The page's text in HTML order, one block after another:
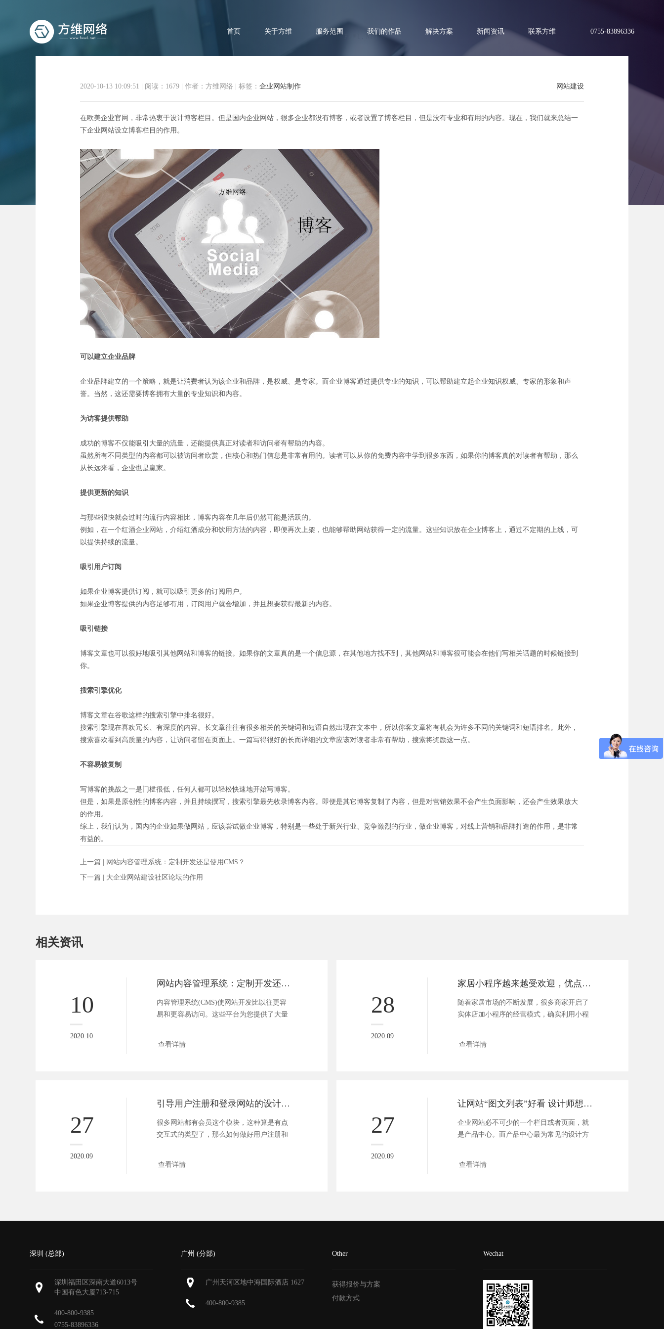
首页 关于方维 服务范围 我们的作品 解决方案 新闻资讯 联系方维 0755-83896336
网站建设
2020-10-13 10:09:51 阅读：1679 作者：方维网络 标签： 企业网站制作
在欧美企业官网，非常热衷于设计博客栏目。但是国内企业网站，很多企业都没有博客，或者设置了博客栏目，但是没有专业和有用的内容。现在，我们就来总结一
下企业网站设立博客栏目的作用。
可以建立企业品牌
企业品牌建立的一个策略，就是让消费者认为该企业和品牌，是权威、是专家。而企业博客通过提供专业的知识，可以帮助建立起企业知识权威、专家的形象和声
誉。当然，这还需要博客拥有大量的专业知识和内容。
为访客提供帮助
成功的博客不仅能吸引大量的流量，还能提供真正对读者和访问者有帮助的内容。
虽然所有不同类型的内容都可以被访问者欣赏，但核心和热门信息是非常有用的。读者可以从你的免费内容中学到很多东西，如果你的博客真的对读者有帮助，那么
从长远来看，企业也是赢家。
提供更新的知识
与那些很快就会过时的流行内容相比，博客内容在几年后仍然可能是活跃的。
例如，在一个红酒企业网站，介绍红酒成分和饮用方法的内容，即便再次上架，也能够帮助网站获得一定的流量。这些知识放在企业博客上，通过不定期的上线，可
以提供持续的流量。
吸引用户订阅
如果企业博客提供订阅，就可以吸引更多的订阅用户。
如果企业博客提供的内容足够有用，订阅用户就会增加，并且想要获得最新的内容。
吸引链接
博客文章也可以很好地吸引其他网站和博客的链接。如果你的文章真的是一个信息源，在其他地方找不到，其他网站和博客很可能会在他们写相关话题的时候链接到
你。
搜索引擎优化
博客文章在谷歌这样的搜索引擎中排名很好。
搜索引擎现在喜欢冗长、有深度的内容。长文章往往有很多相关的关键词和短语自然出现在文本中，所以你客文章将有机会为许多不同的关键词和短语排名。此外，
搜索喜欢看到高质量的内容，让访问者留在页面上。一篇写得很好的长而详细的文章应该对读者非常有帮助，搜索将奖励这一点。
不容易被复制
写博客的挑战之一是门槛很低，任何人都可以轻松快速地开始写博客。
但是，如果是原创性的博客内容，并且持续撰写，搜索引擎最先收录博客内容。即便是其它博客复制了内容，但是对营销效果不会产生负面影响，还会产生效果放大
的作用。
综上，我们认为，国内的企业如果做网站，应该尝试做企业博客，特别是一些处于新兴行业、竞争激烈的行业，做企业博客，对线上营销和品牌打造的作用，是非常
有益的。
上一篇 | 网站内容管理系统：定制开发还是使用CMS？
下一篇 | 大企业网站建设社区论坛的作用
相关资讯
10
2020.10
网站内容管理系统：定制开发还是使用CMS？
内容管理系统(CMS)使网站开发比以往更容
易和更容易访问。这些平台为您提供了大量
查看详情
28
2020.09
家居小程序越来越受欢迎，优点有哪些？
随着家居市场的不断发展，很多商家开启了
实体店加小程序的经营模式，确实利用小程
查看详情
27
2020.09
引导用户注册和登录网站的设计策略
很多网站都有会员这个模块，这种算是有点
交互式的类型了，那么如何做好用户注册和
查看详情
27
2020.09
让网站“图文列表”好看 设计师想了哪些办法？
企业网站必不可少的一个栏目或者页面，就
是产品中心。而产品中心最为常见的设计方
查看详情
深圳 (总部)
深圳福田区深南大道6013号
中国有色大厦713-715
400-800-9385
0755-83896336
广州 (分部)
广州天河区地中海国际酒店 1627
400-800-9385
Other
获得报价与方案
付款方式
Wechat